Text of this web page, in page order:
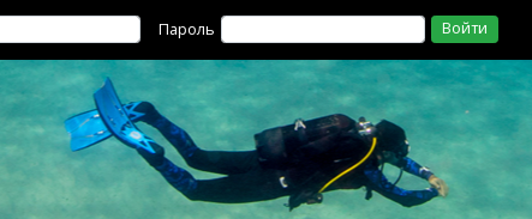
Пароль Войти